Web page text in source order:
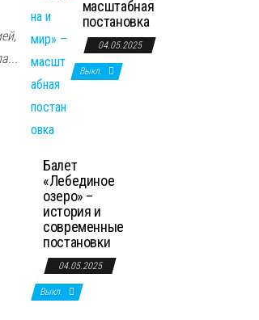
масштабная
постановка
04.05.2025
Выкл.
Балет
«Лебединое
озеро» –
история и
современные
постановки
04.05.2025
Выкл.